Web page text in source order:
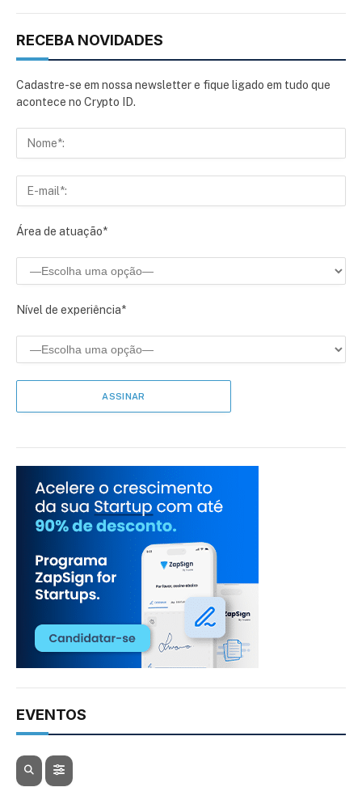
RECEBA NOVIDADES
Cadastre-se em nossa newsletter e fique ligado em tudo que
acontece no Crypto ID.
Área de atuação*
Nível de experiência*
EVENTOS